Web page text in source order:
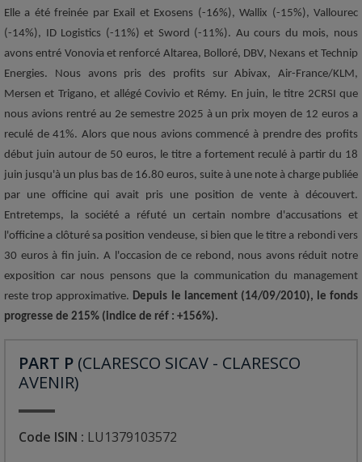
Elle a été freinée par Exail et Exosens (-16%), Wallix (-15%), Vallourec
(-14%), ID Logistics (-11%) et Sword (-11%). Au cours du mois, nous
avons entré Vonovia et renforcé Altarea, Bolloré, DBV, Nexans et Technip
Energies. Nous avons pris des profits sur Abivax, Air-France/KLM,
Mersen et Trigano, et allégé Covivio et Rémy. En juin, le titre 2CRSI que
nous avions rentré au 2e semestre 2025 à un prix moyen de 12 euros a
reculé de 41%. Alors que nous avions commencé à prendre des profits
début juin autour de 50 euros, le titre a fortement reculé à partir du 18
juin jusqu'à un plus bas de 16.80 euros, suite à une note à charge publiée
par une officine qui avait pris une position de vente à découvert.
Entretemps, la société a réfuté un certain nombre d'accusations et
l'officine a clôturé sa position vendeuse, si bien que le titre a rebondi vers
30 euros à fin juin. A l'occasion de ce rebond, nous avons réduit notre
exposition car nous pensons que la communication du management
reste trop approximative. Depuis le lancement (14/09/2010), le fonds
progresse de 215% (indice de réf : +156%).
PART P (CLARESCO SICAV - CLARESCO
AVENIR)
Code ISIN : LU1379103572